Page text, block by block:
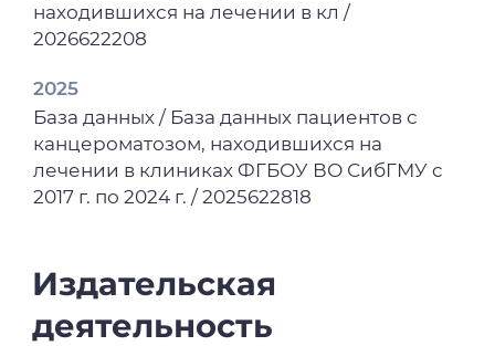
науки - фундаментальная основа
медицины : материалы VIII
научно-практической конкурс-
конференции студентов и молодых
ученых, посвященной 100-летию со дня
рождения профессора Н.В. Донских,
Новосибирск, 07 декабря 2023 года / сост.
университет [и др.]. – Новосибирск : ИПЦ
НГМУ, 2023. – С. 173-175.
находившихся на лечении в кл /
2026622208
2025
База данных / База данных пациентов с
канцероматозом, находившихся на
лечении в клиниках ФГБОУ ВО СибГМУ c
2017 г. по 2024 г. / 2025622818
Издательская
деятельность